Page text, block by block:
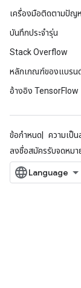
เครื่องมือติดตามปัญ
บันทึกประจำรุ่น
Stack Overflow
หลักเกณฑ์ของแบรน
อ้างอิง TensorFlow
ข้อกำหนด ความเป็
ลงชื่อสมัครรับจดหมา